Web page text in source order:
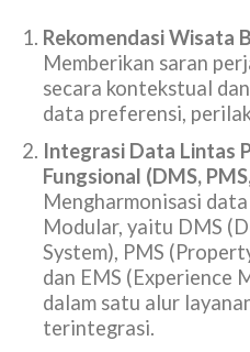
Rekomendasi Wisata
Memberikan saran
secara kontekstual
data preferensi,
Integrasi Data Lintas
Fungsional (DMS,
Mengharmonisasi
Modular, yaitu DMS
System), PMS
dan EMS (Experience
dalam satu alur
terintegrasi.